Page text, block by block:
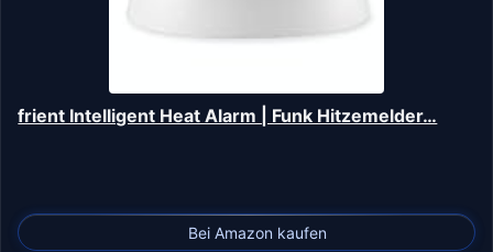
frient Intelligent Heat Alarm | Funk Hitzemelder…
Bei Amazon kaufen